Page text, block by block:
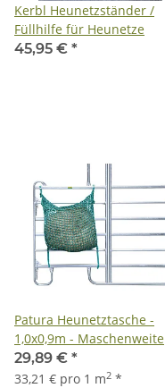
Kerbl Heunetzständer /
Füllhilfe für Heunetze
45,95 € *
Patura Heunetztasche -
1,0x0,9m - Maschenweite
4,5x4,5cm
29,89 € *
33,21 € pro 1 m2 *